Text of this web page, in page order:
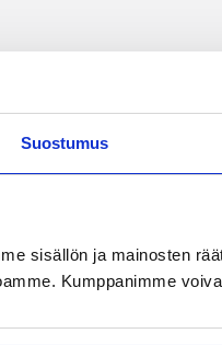
Suostumus
sisällön ja mainosten
Kumppanimme